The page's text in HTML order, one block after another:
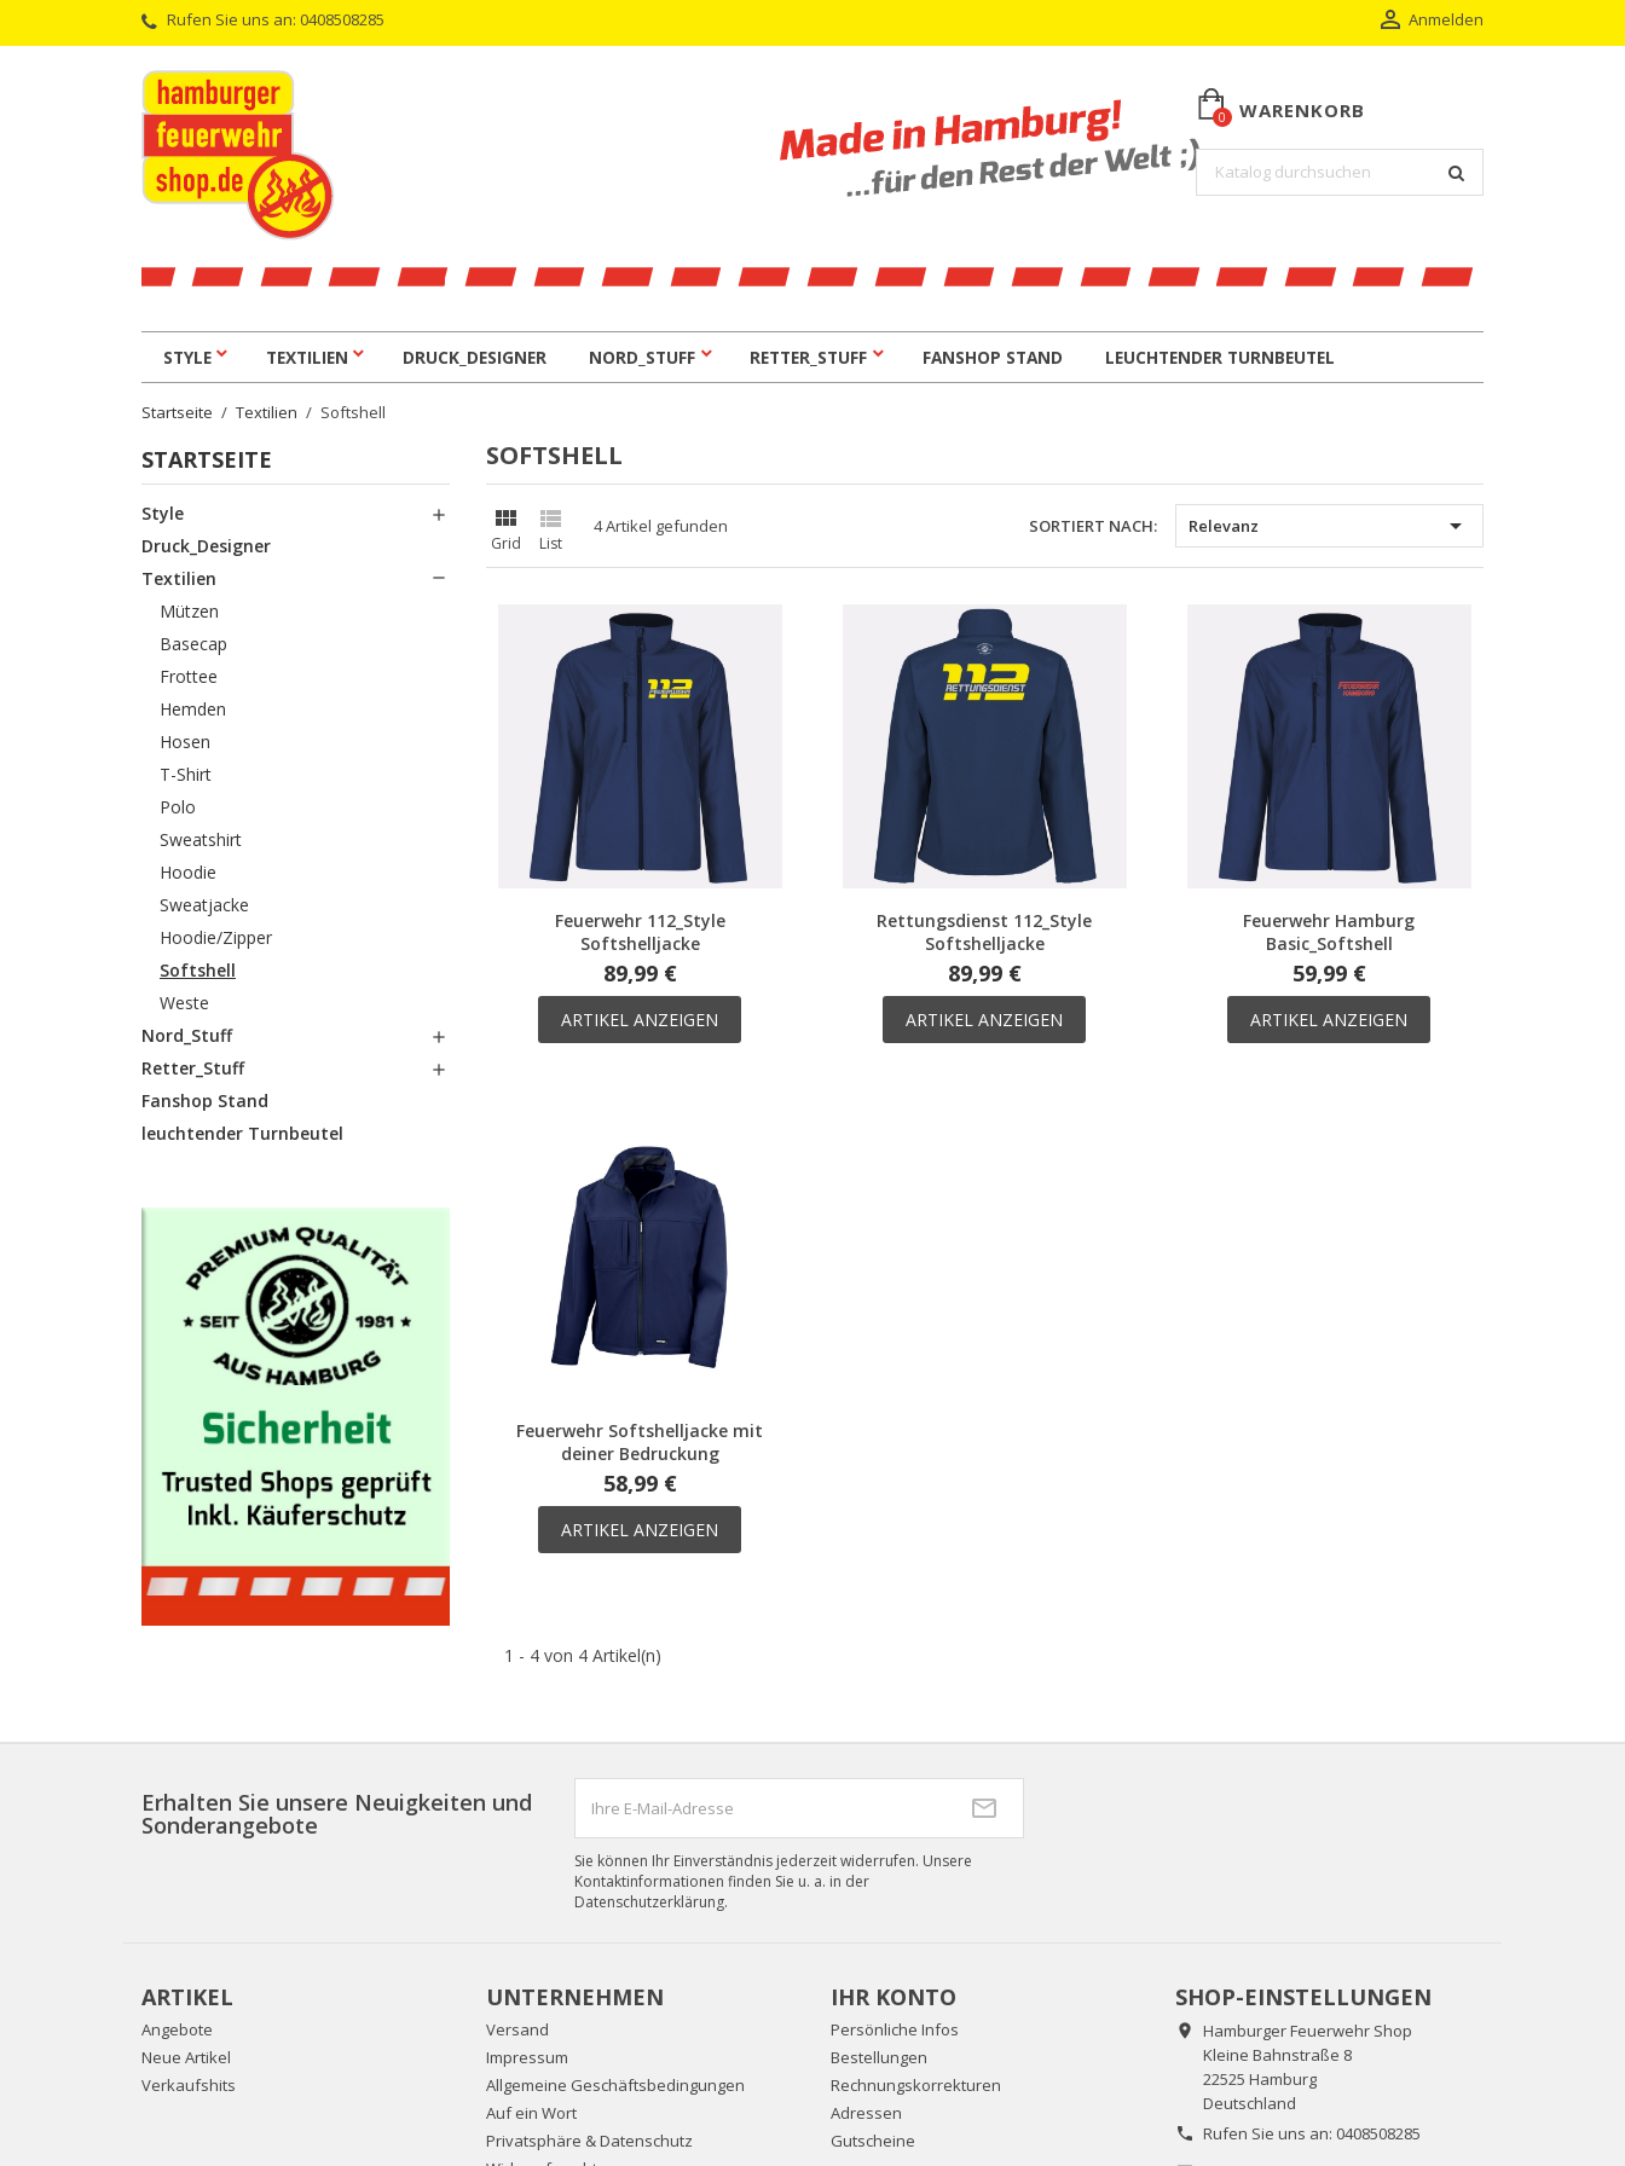
Rufen Sie uns an: 0408508285  Anmelden
WARENKORB
0
STYLE TEXTILIEN DRUCK_DESIGNER NORD_STUFF RETTER_STUFF FANSHOP STAND LEUCHTENDER TURNBEUTEL
Startseite Textilien Softshell
STARTSEITE
Style 
Druck_Designer
Textilien

Mützen
Basecap
Frottee
Hemden
Hosen
T-Shirt
Polo
Sweatshirt
Hoodie
Sweatjacke
Hoodie/Zipper
Softshell
Weste
Nord_Stuff

Retter_Stuff 
Fanshop Stand
leuchtender Turnbeutel
SOFTSHELL

Grid

List
4 Artikel gefunden SORTIERT NACH: Relevanz 
Feuerwehr 112_Style
Softshelljacke
89,99 €
ARTIKEL ANZEIGEN
Rettungsdienst 112_Style
Softshelljacke
89,99 €
ARTIKEL ANZEIGEN
Feuerwehr Hamburg
Basic_Softshell
59,99 €
ARTIKEL ANZEIGEN
Feuerwehr Softshelljacke mit
deiner Bedruckung
58,99 €
ARTIKEL ANZEIGEN
1 - 4 von 4 Artikel(n)
Erhalten Sie unsere Neuigkeiten und
Sonderangebote
Sie können Ihr Einverständnis jederzeit widerrufen. Unsere
Kontaktinformationen finden Sie u. a. in der
Datenschutzerklärung.
ARTIKEL
Angebote
Neue Artikel
Verkaufshits
UNTERNEHMEN
Versand
Impressum
Allgemeine Geschäftsbedingungen
Auf ein Wort
Privatsphäre & Datenschutz
IHR KONTO
Persönliche Infos
Bestellungen
Rechnungskorrekturen
Adressen
Gutscheine
SHOP-EINSTELLUNGEN

Hamburger Feuerwehr Shop
Kleine Bahnstraße 8
22525 Hamburg
Deutschland
 Rufen Sie uns an: 0408508285